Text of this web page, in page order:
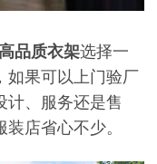
品质衣架选择一
如果可以上门验厂
计、服务还是售
店省心不少。